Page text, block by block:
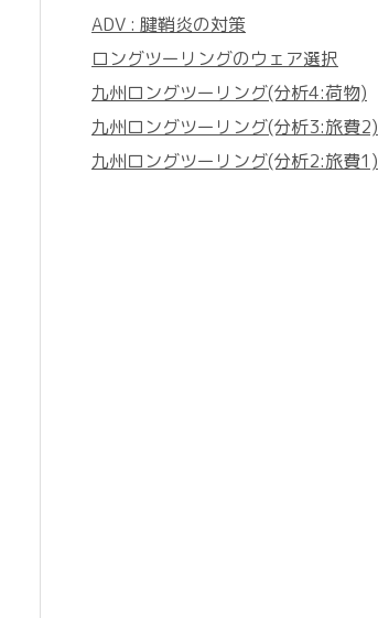
ADV : 腱鞘炎の対策
ロングツーリングのウェア選択
九州ロングツーリング(分析4:荷物)
九州ロングツーリング(分析3:旅費2)
九州ロングツーリング(分析2:旅費1)